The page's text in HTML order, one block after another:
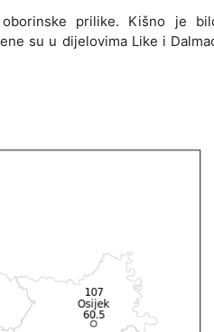
oborinske prilike. Kišno je
su u dijelovima Like i